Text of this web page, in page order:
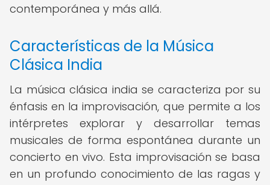
contemporánea y más allá.
Características de la Música
Clásica India
La música clásica india se caracteriza por su
énfasis en la improvisación, que permite a los
intérpretes explorar y desarrollar temas
musicales de forma espontánea durante un
concierto en vivo. Esta improvisación se basa
en un profundo conocimiento de las ragas y